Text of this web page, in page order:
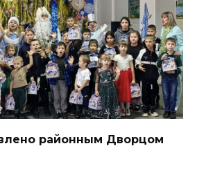
районным Дворцом